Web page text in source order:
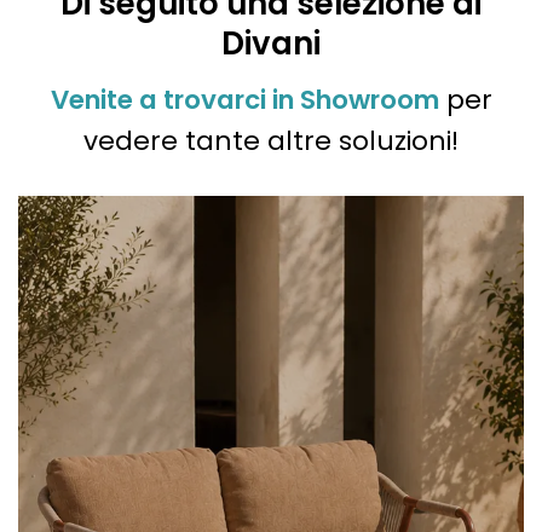
Entra nel mondo Dhom
Divani
Venite a trovarci in Showroom per
vedere tante altre soluzioni!